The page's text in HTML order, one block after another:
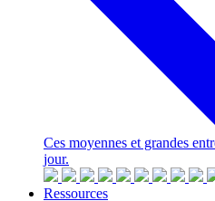
Ces moyennes et grandes
jour.
Ressources